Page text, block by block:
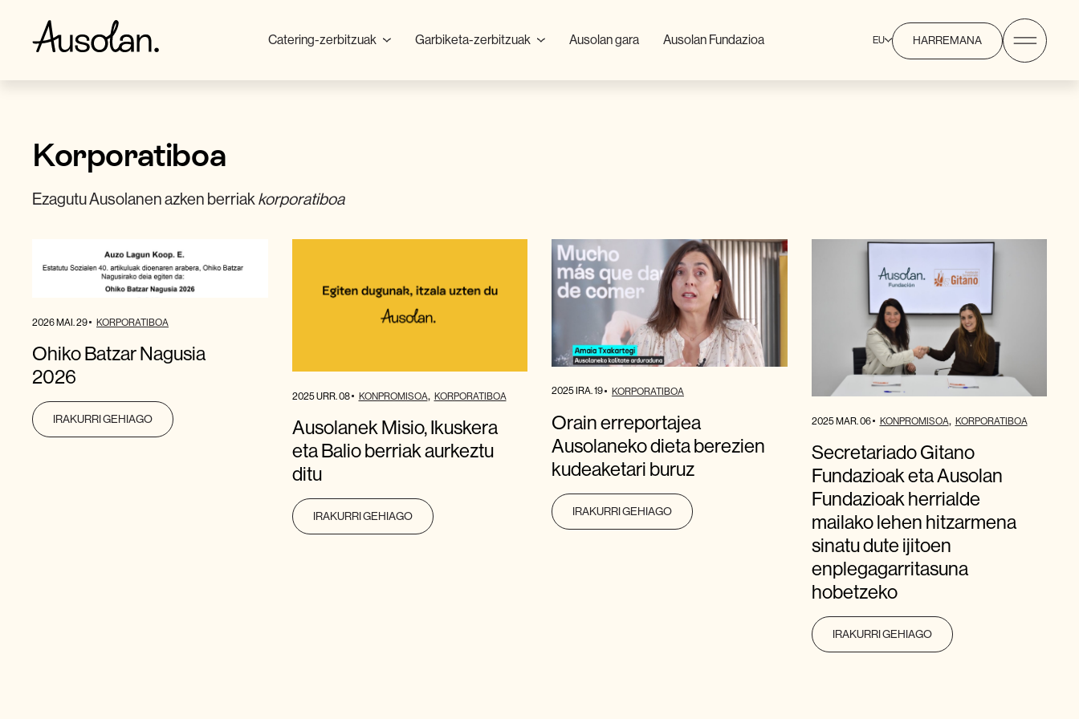
Catering-zerbitzuak Garbiketa-zerbitzuak Ausolan gara Ausolan Fundazioa EU HARREMANA
Korporatiboa
Ezagutu Ausolanen azken berriak korporatiboa
2026 MAI. 29 KORPORATIBOA
Ohiko Batzar Nagusia
2026
IRAKURRI GEHIAGO
2025 URR. 08 KONPROMISOA KORPORATIBOA
Ausolanek Misio, Ikuskera
eta Balio berriak aurkeztu
ditu
IRAKURRI GEHIAGO
2025 IRA. 19 KORPORATIBOA
Orain erreportajea
Ausolaneko dieta berezien
kudeaketari buruz
IRAKURRI GEHIAGO
2025 MAR. 06 KONPROMISOA KORPORATIBOA
Secretariado Gitano
Fundazioak eta Ausolan
Fundazioak herrialde
mailako lehen hitzarmena
sinatu dute ijitoen
enplegagarritasuna
hobetzeko
IRAKURRI GEHIAGO